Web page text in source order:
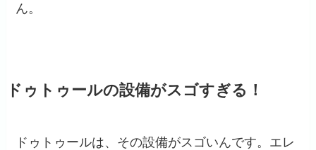
ん。
ドゥトゥールの設備がスゴすぎる！
ドゥトゥールは、その設備がスゴいんです。エレ